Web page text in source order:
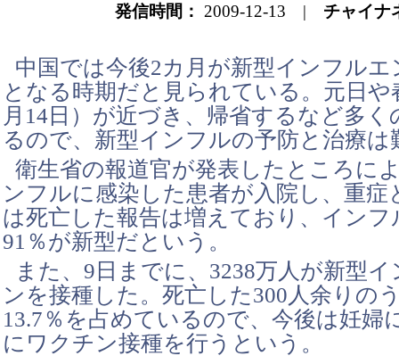
発信時間： 2009-12-13 | チャイナ
中国では今後2カ月が新型インフル
となる時期だと見られている。元日や
月14日）が近づき、帰省するなど多く
るので、新型インフルの予防と治療は
衛生省の報道官が発表したところに
ンフルに感染した患者が入院し、重症
は死亡した報告は増えており、インフ
91％が新型だという。
また、9日までに、3238万人が新型
ンを接種した。死亡した300人余りの
13.7％を占めているので、今後は妊婦
にワクチン接種を行うという。